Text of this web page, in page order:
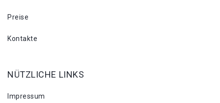
Preise
Kontakte
NÜTZLICHE LINKS
Impressum